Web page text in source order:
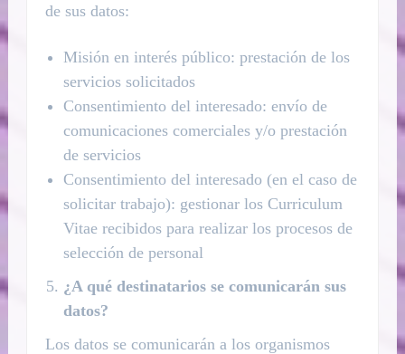
de sus datos:
Misión en interés público: prestación de los
servicios solicitados
Consentimiento del interesado: envío de
comunicaciones comerciales y/o prestación
de servicios
Consentimiento del interesado (en el caso de
solicitar trabajo): gestionar los Curriculum
Vitae recibidos para realizar los procesos de
selección de personal
¿A qué destinatarios se comunicarán sus
datos?
Los datos se comunicarán a los organismos